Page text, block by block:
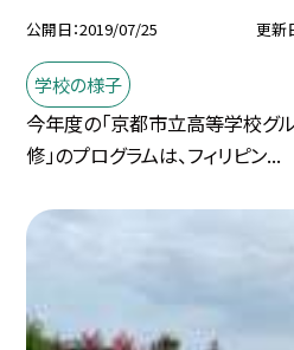
公開日 2019/07/25 更新
学校の様子
今年度の「京都市立高等学校グ
修」のプログラムは、フィリピン...